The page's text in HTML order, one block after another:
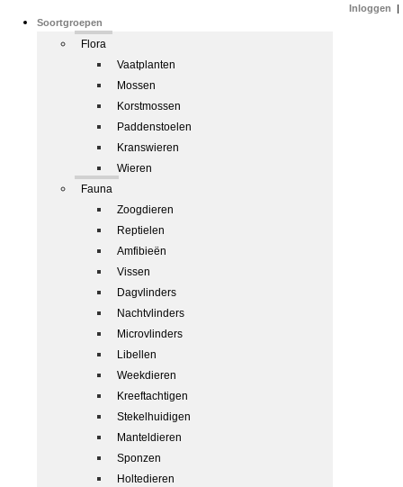
Soortgroepen
Flora
Vaatplanten
Mossen
Korstmossen
Paddenstoelen
Kranswieren
Wieren
Fauna
Zoogdieren
Reptielen
Amfibieën
Vissen
Dagvlinders
Nachtvlinders
Microvlinders
Libellen
Weekdieren
Kreeftachtigen
Stekelhuidigen
Manteldieren
Sponzen
Holtedieren
Inloggen |